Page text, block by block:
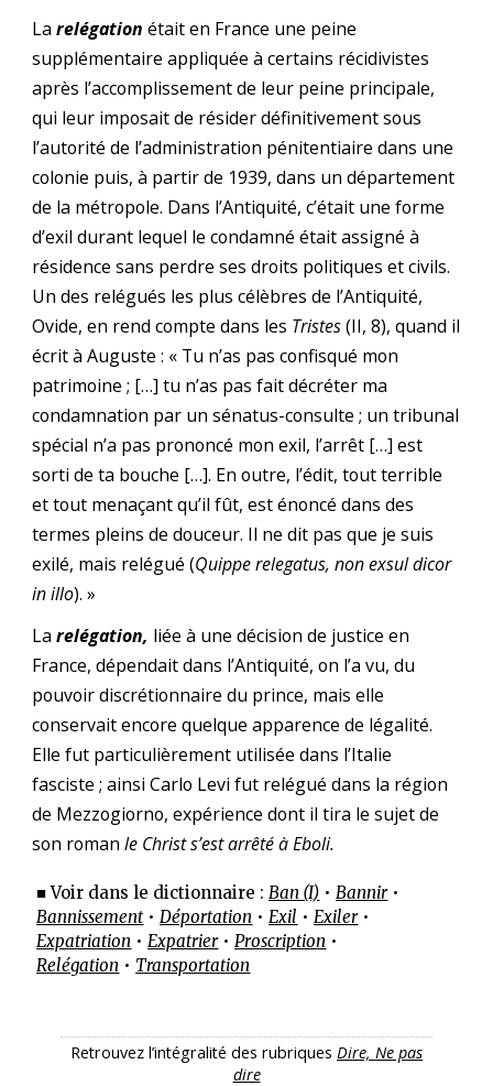
Larelégation était en France une peine
supplémentaire appliquée à certains récidivistes
après l’accomplissement de leur peine principale,
qui leur imposait de résider définitivement sous
l’autorité de l’administration pénitentiaire dans une
colonie puis, à partir de 1939, dans un département
de la métropole. Dans l’Antiquité, c’était une forme
d’exil durant lequel le condamné était assigné à
résidence sans perdre ses droits politiques et civils.
Un des relégués les plus célèbres de l’Antiquité,
Ovide, en rend compte dans les Tristes(II, 8), quand il
écrit à Auguste : « Tu n’as pas confisqué mon
patrimoine ; […] tu n’as pas fait décréter ma
condamnation par un sénatus-consulte ; un tribunal
spécial n’a pas prononcé mon exil, l’arrêt […] est
sorti de ta bouche […]. En outre, l’édit, tout terrible
et tout menaçant qu’il fût, est énoncé dans des
termes pleins de douceur. Il ne dit pas que je suis
exilé, mais relégué (Quippe relegatus, non exsul dicor
in illo). »
Larelégation, liée à une décision de justice en
France, dépendait dans l’Antiquité, on l’a vu, du
pouvoir discrétionnaire du prince, mais elle
conservait encore quelque apparence de légalité.
Elle fut particulièrement utilisée dans l’Italie
fasciste ; ainsi Carlo Levi fut relégué dans la région
de Mezzogiorno, expérience dont il tira le sujet de
son romanle Christ s’est arrêté à Eboli.
■ Voir dans le dictionnaire : Ban (I) • Bannir•
Bannissement• Déportation • Exil • Exiler•
Expatriation • Expatrier• Proscription •
Relégation • Transportation
Retrouvez l’intégralité des rubriques Dire, Ne pas
dire